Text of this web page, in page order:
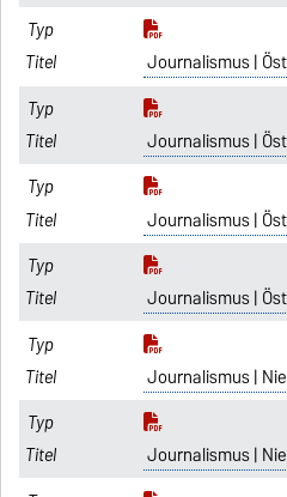
Journalismus |
Journalismus |
Journalismus |
Journalismus |
Journalismus |
Journalismus |